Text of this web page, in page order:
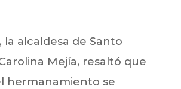
alcaldesa de Santo
Mejía, resaltó que
hermanamiento se